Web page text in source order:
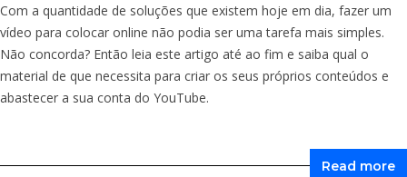
Com a quantidade de soluções que existem hoje em dia, fazer um
vídeo para colocar online não podia ser uma tarefa mais simples.
Não concorda? Então leia este artigo até ao fim e saiba qual o
material de que necessita para criar os seus próprios conteúdos e
abastecer a sua conta do YouTube.
Read more